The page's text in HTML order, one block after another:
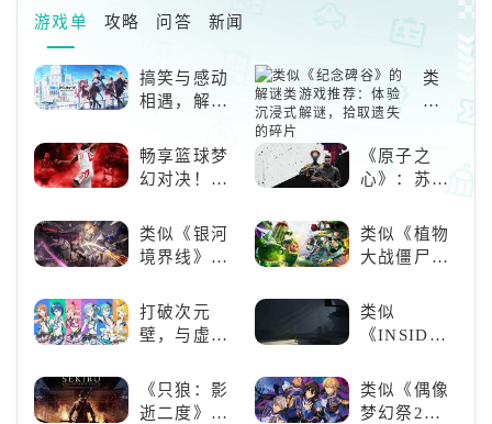
游戏单 攻略 问答 新闻
搞笑与感动
相遇，解锁
的魅力
类
似
《纪
念
碑
谷》
解
谜
戏
荐：
体
畅享篮球梦
幻对决！
2K24梦幻球
队》类似游
《原子之
心》：苏联
游戏盛宴与
瑕疵
类似《银河
境界线》的
类手游推
荐：极致策
类似《植物
大战僵尸》
游戏，休闲
娱乐尽在手
打破次元
壁，与虚拟
写音符物语
类似
《INSIDE》
戏！快动起
你的小脑筋
《只狼：影
逝二度》：
类似《偶像
梦幻祭2》